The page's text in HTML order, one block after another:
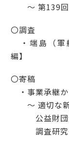
～ 第139回
〇調査
・端島（軍
編】
〇寄稿
・事業承継
～ 適切な新
公益財団法
調査研究